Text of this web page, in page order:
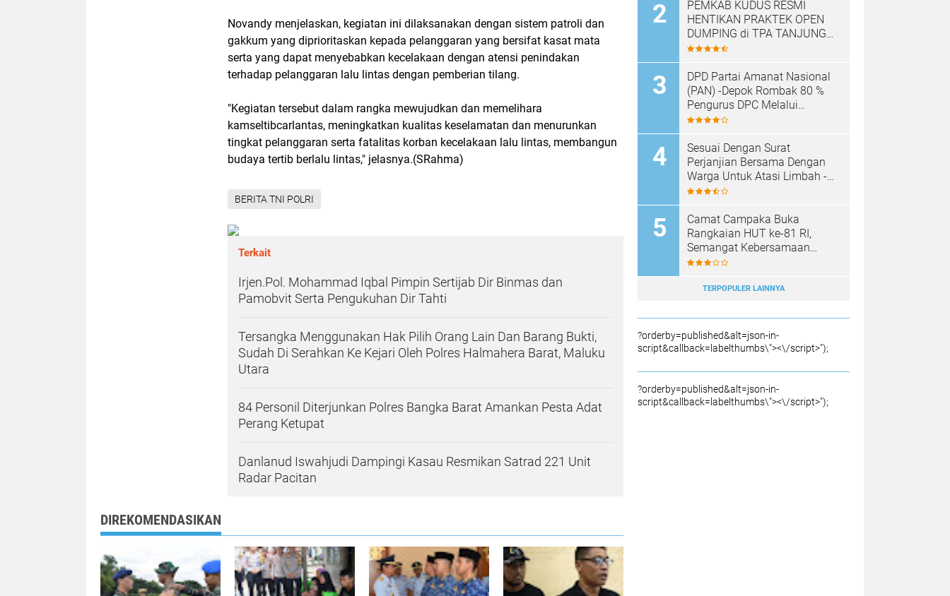
Novandy menjelaskan, kegiatan ini dilaksanakan dengan sistem patroli dan
gakkum yang diprioritaskan kepada pelanggaran yang bersifat kasat mata
serta yang dapat menyebabkan kecelakaan dengan atensi penindakan
terhadap pelanggaran lalu lintas dengan pemberian tilang.
"Kegiatan tersebut dalam rangka mewujudkan dan memelihara
kamseltibcarlantas, meningkatkan kualitas keselamatan dan menurunkan
tingkat pelanggaran serta fatalitas korban kecelakaan lalu lintas, membangun
budaya tertib berlalu lintas," jelasnya.(SRahma)
BERITA TNI POLRI
Terkait
Irjen.Pol. Mohammad Iqbal Pimpin Sertijab Dir Binmas dan
Pamobvit Serta Pengukuhan Dir Tahti
Tersangka Menggunakan Hak Pilih Orang Lain Dan Barang Bukti,
Sudah Di Serahkan Ke Kejari Oleh Polres Halmahera Barat, Maluku
Utara
84 Personil Diterjunkan Polres Bangka Barat Amankan Pesta Adat
Perang Ketupat
Danlanud Iswahjudi Dampingi Kasau Resmikan Satrad 221 Unit
Radar Pacitan
DIREKOMENDASIKAN
Sementara
PEMKAB KUDUS RESMI
HENTIKAN PRAKTEK OPEN
DUMPING di TPA TANJUNG
REJO, KEC.JEKULO
SISTEM PENGELOLAAN
SAMPAH BARU
DPD Partai Amanat Nasional
(PAN) -Depok Rombak 80 %
Pengurus DPC Melalui
Muscab "
Sesuai Dengan Surat
Perjanjian Bersama Dengan
Warga Untuk Atasi Limbah -
Pabrik Aci Giat Perbaiki Kobak
Camat Campaka Buka
Rangkaian HUT ke-81 RI,
Semangat Kebersamaan
Warnai Senam Massal dan
DesaTERPOPULER LAINNYA
?orderby=published&alt=json-in-
script&callback=labelthumbs\"><\/script>");
?orderby=published&alt=json-in-
script&callback=labelthumbs\"><\/script>");